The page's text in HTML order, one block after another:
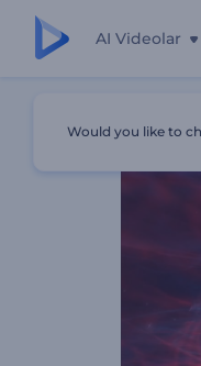
AI Videolar
Would you like to